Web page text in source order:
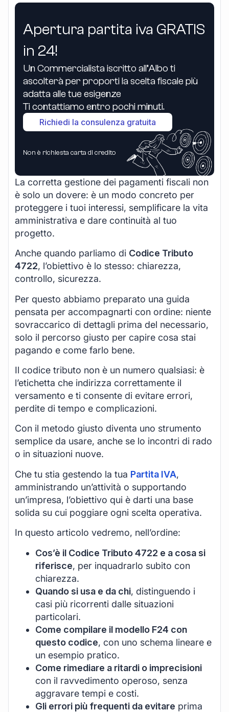
Apertura partita iva GRATIS
in 24!
Un Commercialista iscritto all’Albo ti
ascolterà per proporti la scelta fiscale più
adatta alle tue esigenze
Ti contattiamo entro pochi minuti.
Richiedi la consulenza gratuita
Non è richiesta carta di credito
La corretta gestione dei pagamenti fiscali non
è solo un dovere: è un modo concreto per
proteggere i tuoi interessi, semplificare la vita
amministrativa e dare continuità al tuo
progetto.
Anche quando parliamo di Codice Tributo
4722, l’obiettivo è lo stesso: chiarezza,
controllo, sicurezza.
Per questo abbiamo preparato una guida
pensata per accompagnarti con ordine: niente
sovraccarico di dettagli prima del necessario,
solo il percorso giusto per capire cosa stai
pagando e come farlo bene.
Il codice tributo non è un numero qualsiasi: è
l’etichetta che indirizza correttamente il
versamento e ti consente di evitare errori,
perdite di tempo e complicazioni.
Con il metodo giusto diventa uno strumento
semplice da usare, anche se lo incontri di rado
o in situazioni nuove.
Che tu stia gestendo la tua Partita IVA,
amministrando un’attività o supportando
un’impresa, l’obiettivo qui è darti una base
solida su cui poggiare ogni scelta operativa.
In questo articolo vedremo, nell’ordine:
Cos’è il Codice Tributo 4722 e a cosa si
riferisce, per inquadrarlo subito con
chiarezza.
Quando si usa e da chi, distinguendo i
casi più ricorrenti dalle situazioni
particolari.
Come compilare il modello F24 con
questo codice, con uno schema lineare e
un esempio pratico.
Come rimediare a ritardi o imprecisioni
con il ravvedimento operoso, senza
aggravare tempi e costi.
Gli errori più frequenti da evitare prima